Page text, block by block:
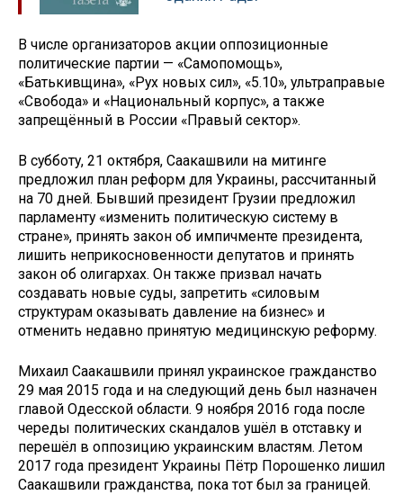
В числе организаторов акции оппозиционные
политические партии — «Самопомощь»,
«Батькивщина», «Рух новых сил», «5.10», ультраправые
«Свобода» и «Национальный корпус», а также
запрещённый в России «Правый сектор».
В субботу, 21 октября, Саакашвили на митинге
предложил план реформ для Украины, рассчитанный
на 70 дней. Бывший президент Грузии предложил
парламенту «изменить политическую систему в
стране», принять закон об импичменте президента,
лишить неприкосновенности депутатов и принять
закон об олигархах. Он также призвал начать
создавать новые суды, запретить «силовым
структурам оказывать давление на бизнес» и
отменить недавно принятую медицинскую реформу.
Михаил Саакашвили принял украинское гражданство
29 мая 2015 года и на следующий день был назначен
главой Одесской области. 9 ноября 2016 года после
череды политических скандалов ушёл в отставку и
перешёл в оппозицию украинским властям. Летом
2017 года президент Украины Пётр Порошенко лишил
Саакашвили гражданства, пока тот был за границей.